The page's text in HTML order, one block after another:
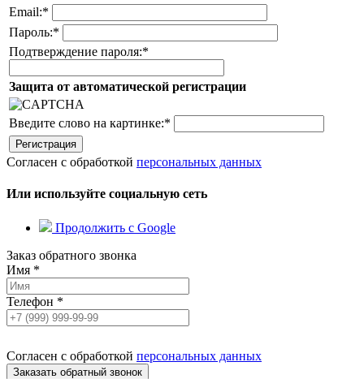
Email:*
Пароль:*
Подтверждение пароля:*
Защита от автоматической регистрации
Введите слово на картинке:*
Согласен с обработкой персональных данных
Или используйте социальную сеть
Продолжить с Google
Заказ обратного звонка
Имя *
Телефон *
Согласен с обработкой персональных данных